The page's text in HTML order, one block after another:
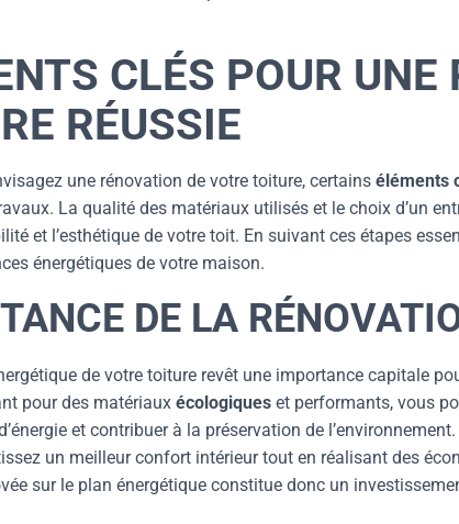
CLÉS POUR UNE
RÉUSSIE
une rénovation de votre toiture, certains éléments
La qualité des matériaux utilisés et le choix d’un
et l’esthétique de votre toit. En suivant ces étapes
énergétiques de votre maison.
DE LA
de votre toiture revêt une importance capitale
pour des matériaux écologiques et performants, vous
et contribuer à la préservation de
un meilleur confort intérieur tout en réalisant des
sur le plan énergétique constitue donc un